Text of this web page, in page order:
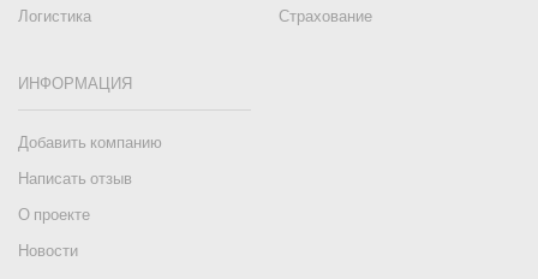
Логистика
Страхование
ИНФОРМАЦИЯ
Добавить компанию
Написать отзыв
О проекте
Новости